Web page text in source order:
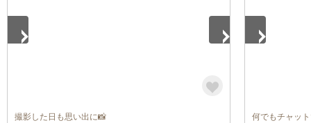
撮影した日も思い出に📸 何でもチャッ